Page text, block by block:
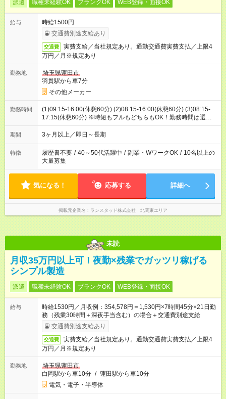
派遣 職種未経験OK ブランクOK WEB登録・面接OK
給与
時給1500円
交通費別途支給あり
交通費
実費支給／当社規定あり。通勤交通費実費支払／上限4
万円／月※規定あり
勤務地
埼玉県蓮田市
羽貫駅から車7分
その他メーカー
勤務時間
(1)09:15-16:00(休憩60分) (2)08:15-16:00(休憩60分) (3)08:15-
17:15(休憩60分) ※時短もフルもどちらもOK！勤務時間は選べま
す！お気軽にご相談下さい！
期間 3ヶ月以上／即日～長期
特徴 履歴書不要 / 40～50代活躍中 / 副業・WワークOK / 10名以上の
大量募集
気になる！ 応募する 詳細へ
掲載元企業名 ランスタッド株式会社 北関東エリア
未読
月収35万円以上可！夜勤×残業でガッツリ稼げる
シンプル製造
派遣 職種未経験OK ブランクOK WEB登録・面接OK
給与
時給1530円／月収例：354,578円＝1,530円×7時間45分×21日勤
務（残業30時間＋深夜手当含む）の場合＋交通費別途支給
交通費別途支給あり
交通費
実費支給／当社規定あり。通勤交通費実費支払／上限4
万円／月※規定あり
勤務地
埼玉県蓮田市
白岡駅から車10分 / 蓮田駅から車10分
電気・電子・半導体